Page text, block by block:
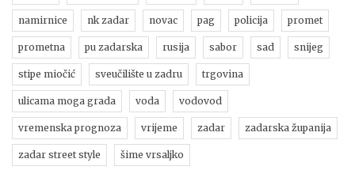
namirnice nk zadar novac pag policija promet
prometna pu zadarska rusija sabor sad snijeg
stipe miočić sveučilište u zadru trgovina
ulicama moga grada voda vodovod
vremenska prognoza vrijeme zadar zadarska županija
zadar street style šime vrsaljko